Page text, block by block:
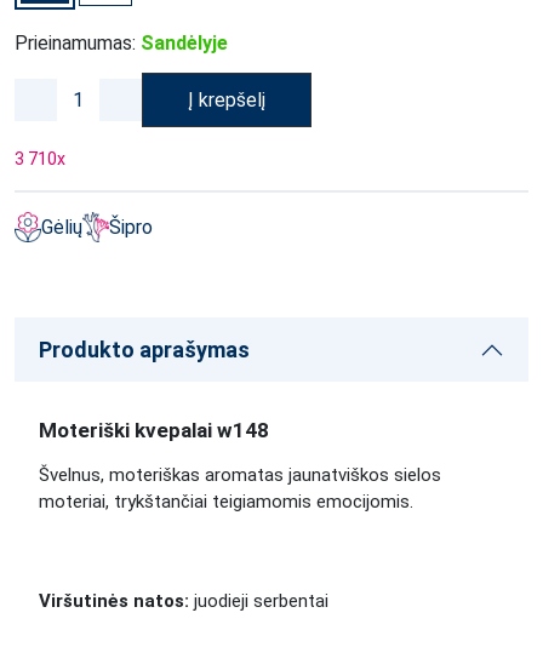
Prieinamumas: Sandėlyje
Į krepšelį
3 710x
Gėlių Šipro
Produkto aprašymas
Moteriški kvepalai w148
Švelnus, moteriškas aromatas jaunatviškos sielos
moteriai, trykštančiai teigiamomis emocijomis.
Viršutinės natos: juodieji serbentai